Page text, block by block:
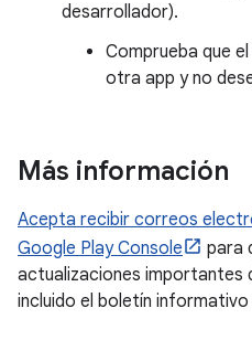
desarrollador).
Comprueba que
otra app y no
Más información
Acepta recibir correos
Google Play Console
para
actualizaciones importantes
incluido el boletín